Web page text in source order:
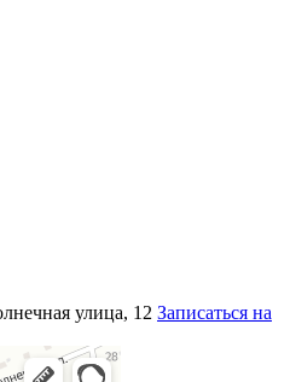
улица, 12 Записаться на